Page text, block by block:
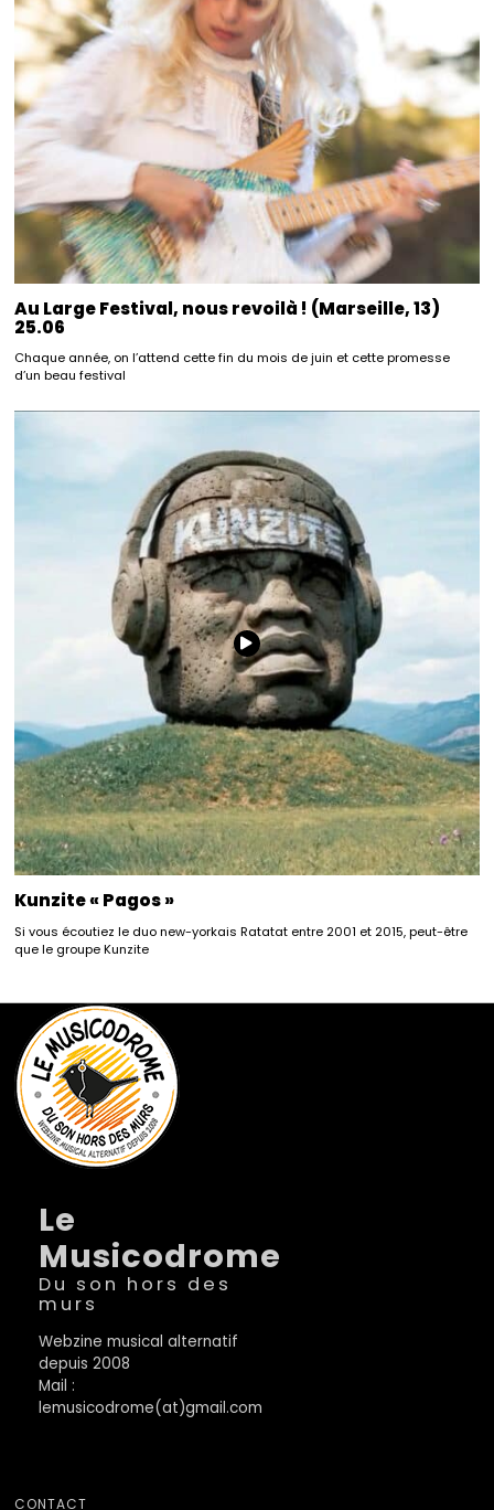
Au Large Festival, nous revoilà ! (Marseille, 13)
25.06
Chaque année, on l’attend cette fin du mois de juin et cette promesse
d’un beau festival
Kunzite « Pagos »
Si vous écoutiez le duo new-yorkais Ratatat entre 2001 et 2015, peut-être
que le groupe Kunzite
Le
Musicodrome
Du son hors des
murs
Webzine musical alternatif
depuis 2008
Mail :
lemusicodrome(at)gmail.com
CONTACT